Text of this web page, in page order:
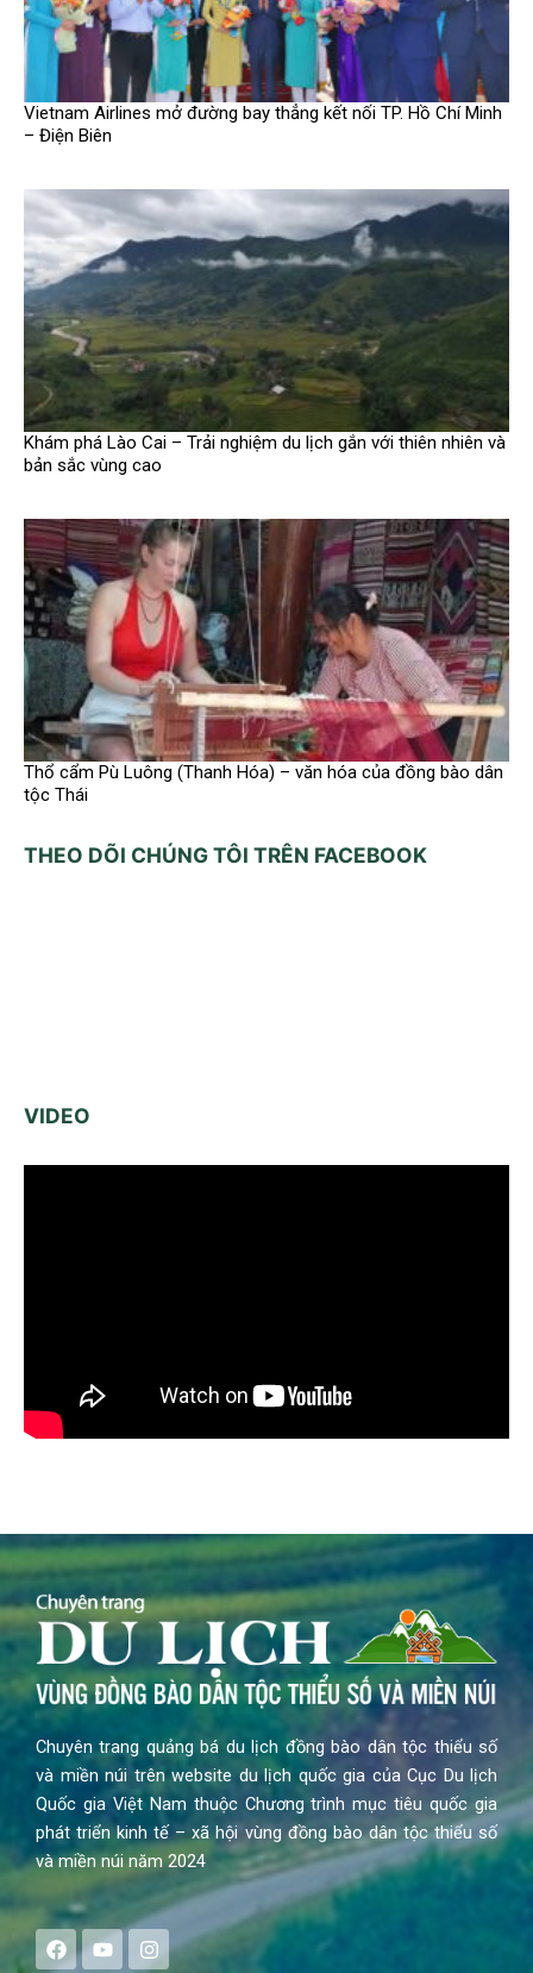
Vietnam Airlines mở đường bay thẳng kết nối TP. Hồ Chí Minh
– Điện Biên
Khám phá Lào Cai – Trải nghiệm du lịch gắn với thiên nhiên và
bản sắc vùng cao
Thổ cẩm Pù Luông (Thanh Hóa) – văn hóa của đồng bào dân
tộc Thái
THEO DÕI CHÚNG TÔI TRÊN FACEBOOK
VIDEO
Chuyên trang quảng bá du lịch đồng bào dân tộc thiểu số
và miền núi trên website du lịch quốc gia của Cục Du lịch
Quốc gia Việt Nam thuộc Chương trình mục tiêu quốc gia
phát triển kinh tế – xã hội vùng đồng bào dân tộc thiểu số
và miền núi năm 2024
F
a
Y
o
I
n